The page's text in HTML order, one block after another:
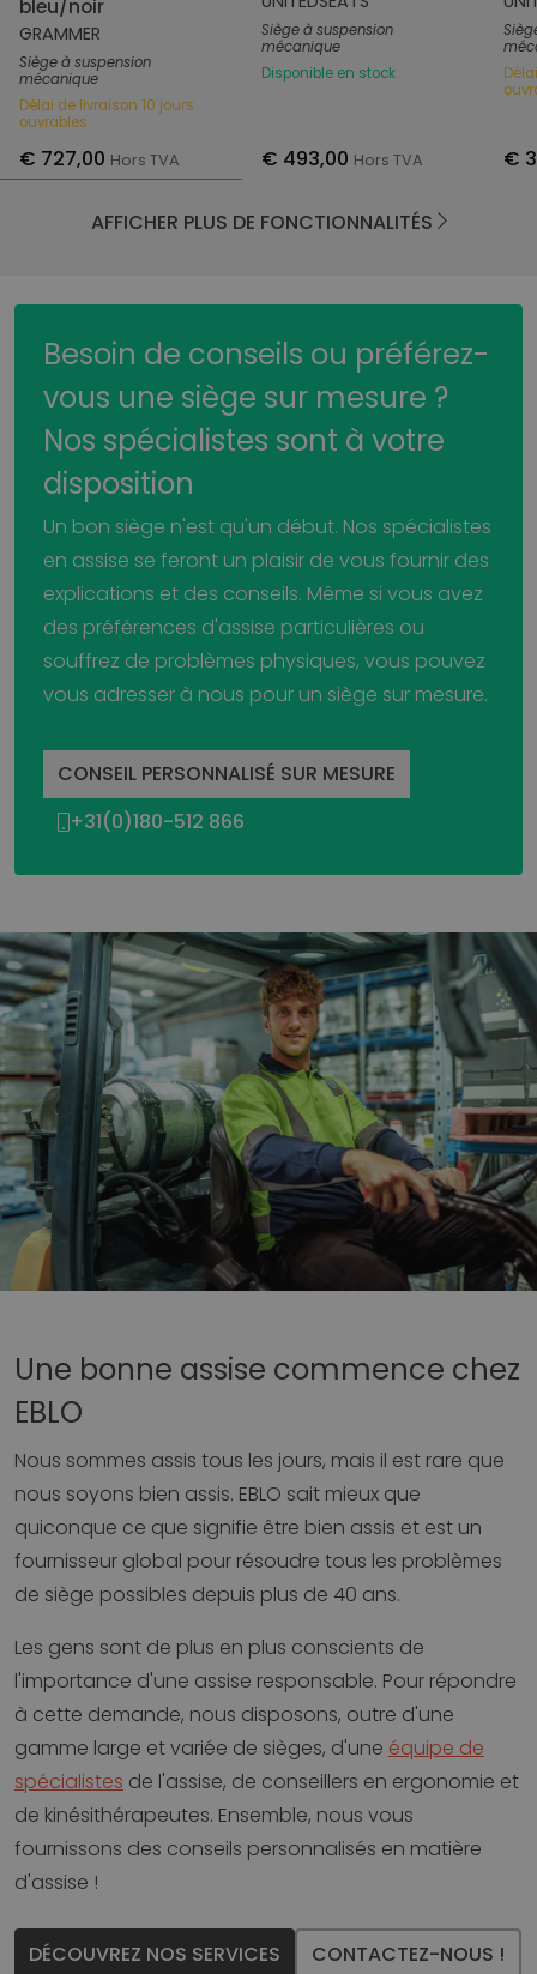
bleu/noir
GRAMMER
Siège à suspension
mécanique
Délai de livraison 10 jours
ouvrables
Siège à suspension
mécanique
Disponible en stock
€ 727,00 Hors TVA € 493,00 Hors TVA €
AFFICHER PLUS DE FONCTIONNALITÉS
Besoin de conseils ou préférez-
vous une siège sur mesure ?
Nos spécialistes sont à votre
disposition
Un bon siège n'est qu'un début. Nos spécialistes
en assise se feront un plaisir de vous fournir des
explications et des conseils. Même si vous avez
des préférences d'assise particulières ou
souffrez de problèmes physiques, vous pouvez
vous adresser à nous pour un siège sur mesure.
CONSEIL PERSONNALISÉ SUR MESURE
+31(0)180-512 866
Une bonne assise commence chez
EBLO
Nous sommes assis tous les jours, mais il est rare que
nous soyons bien assis. EBLO sait mieux que
quiconque ce que signifie être bien assis et est un
fournisseur global pour résoudre tous les problèmes
de siège possibles depuis plus de 40 ans.
Les gens sont de plus en plus conscients de
l'importance d'une assise responsable. Pour répondre
à cette demande, nous disposons, outre d'une
gamme large et variée de sièges, d'une équipe de
spécialistes de l'assise, de conseillers en ergonomie et
de kinésithérapeutes. Ensemble, nous vous
fournissons des conseils personnalisés en matière
d'assise !
DÉCOUVREZ NOS SERVICES CONTACTEZ-NOUS !